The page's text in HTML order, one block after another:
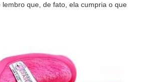
que, de fato, ela cumpria o que